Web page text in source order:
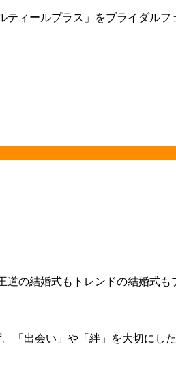
ィールプラス」をブライダルフ
の結婚式もトレンドの結婚式も
「出会い」や「絆」を大切にし